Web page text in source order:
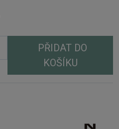
PŘIDAT DO
KOŠÍKU